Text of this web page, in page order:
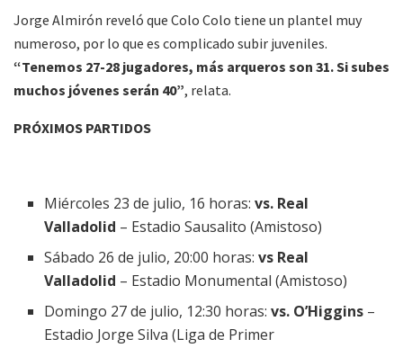
Jorge Almirón reveló que Colo Colo tiene un plantel muy
numeroso, por lo que es complicado subir juveniles.
“Tenemos 27-28 jugadores, más arqueros son 31. Si subes
muchos jóvenes serán 40”, relata.
PRÓXIMOS PARTIDOS
Miércoles 23 de julio, 16 horas:vs. Real
Valladolid – Estadio Sausalito (Amistoso)
Sábado 26 de julio, 20:00 horas:vs Real
Valladolid – Estadio Monumental (Amistoso)
Domingo 27 de julio, 12:30 horas:vs. O’Higgins –
Estadio Jorge Silva (Liga de Primer